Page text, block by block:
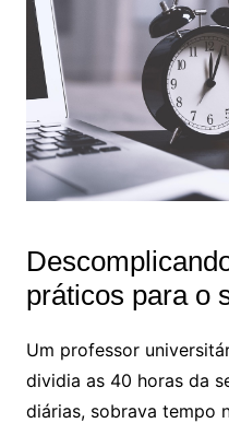
práticos para o
Um professor
dividia as 40 horas da
diárias, sobrava tempo